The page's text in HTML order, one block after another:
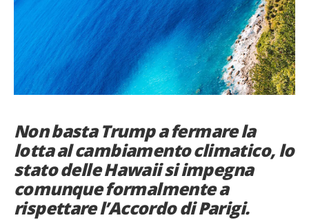
Italiano
English
Spanish
Italiano
Non basta Trump a fermare la
lotta al cambiamento climatico, lo
stato delle Hawaii si impegna
comunque formalmente a
rispettare l’Accordo di Parigi.